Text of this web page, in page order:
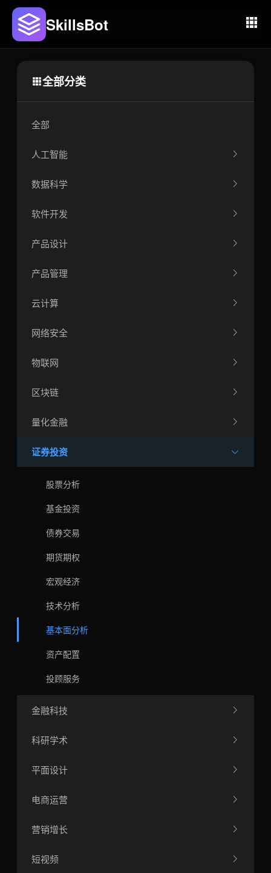
SkillsBot
全部分类
全部
人工智能
数据科学
软件开发
产品设计
产品管理
云计算
网络安全
物联网
区块链
量化金融
证券投资
股票分析
基金投资
债券交易
期货期权
宏观经济
技术分析
基本面分析
资产配置
投顾服务
金融科技
科研学术
平面设计
电商运营
营销增长
短视频